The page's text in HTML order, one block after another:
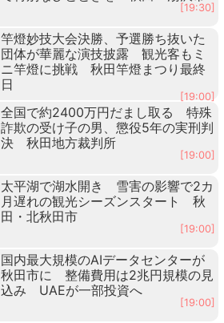
[19:30]
竿燈妙技大会決勝、予選勝ち抜いた
団体が華麗な演技披露 観光客もミ
ニ竿燈に挑戦 秋田竿燈まつり最終
日
[19:00]
全国で約2400万円だまし取る 特殊
詐欺の受け子の男、懲役5年の実刑判
決 秋田地方裁判所
[19:00]
太平湖で湖水開き 雪害の影響で2カ
月遅れの観光シーズンスタート 秋
田・北秋田市
[19:00]
国内最大規模のAIデータセンターが
秋田市に 整備費用は2兆円規模の見
込み UAEが一部投資へ
[19:00]